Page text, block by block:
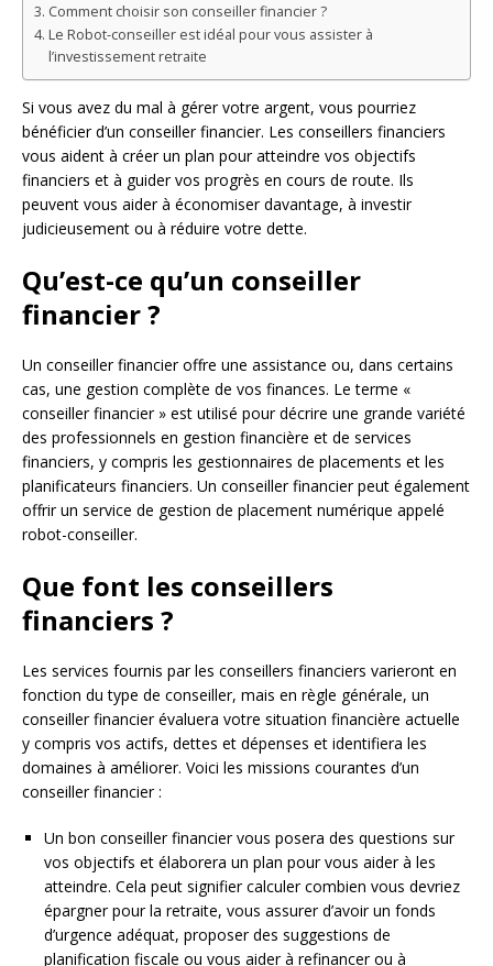
Comment choisir son conseiller financier ?
Le Robot-conseiller est idéal pour vous assister à
l’investissement retraite
Si vous avez du mal à gérer votre argent, vous pourriez
bénéficier d’un conseiller financier. Les conseillers financiers
vous aident à créer un plan pour atteindre vos objectifs
financiers et à guider vos progrès en cours de route. Ils
peuvent vous aider à économiser davantage, à investir
judicieusement ou à réduire votre dette.
Qu’est-ce qu’un conseiller
financier ?
Un conseiller financier offre une assistance ou, dans certains
cas, une gestion complète de vos finances. Le terme «
conseiller financier » est utilisé pour décrire une grande variété
des professionnels en gestion financière et de services
financiers, y compris les gestionnaires de placements et les
planificateurs financiers. Un conseiller financier peut également
offrir un service de gestion de placement numérique appelé
robot-conseiller.
Que font les conseillers
financiers ?
Les services fournis par les conseillers financiers varieront en
fonction du type de conseiller, mais en règle générale, un
conseiller financier évaluera votre situation financière actuelle
y compris vos actifs, dettes et dépenses et identifiera les
domaines à améliorer. Voici les missions courantes d’un
conseiller financier :
Un bon conseiller financier vous posera des questions sur
vos objectifs et élaborera un plan pour vous aider à les
atteindre. Cela peut signifier calculer combien vous devriez
épargner pour la retraite, vous assurer d’avoir un fonds
d’urgence adéquat, proposer des suggestions de
planification fiscale ou vous aider à refinancer ou à